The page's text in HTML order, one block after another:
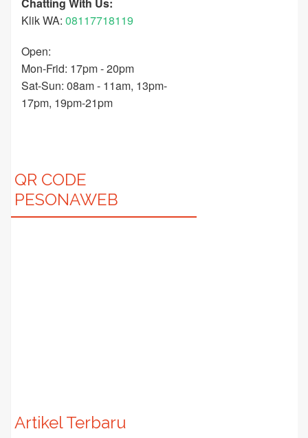
Klik WA: 08117718119
Open:
Mon-Frid: 17pm - 20pm
Sat-Sun: 08am - 11am, 13pm-
17pm, 19pm-21pm
QR CODE
PESONAWEB
Artikel Terbaru